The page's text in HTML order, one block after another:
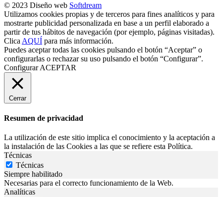
© 2023 Diseño web Softdream
Utilizamos cookies propias y de terceros para fines analíticos y para
mostrarte publicidad personalizada en base a un perfil elaborado a
partir de tus hábitos de navegación (por ejemplo, páginas visitadas).
Clica AQUÍ para más información.
Puedes aceptar todas las cookies pulsando el botón “Aceptar” o
configurarlas o rechazar su uso pulsando el botón “Configurar”.
Configurar ACEPTAR
Cerrar
Resumen de privacidad
La utilización de este sitio implica el conocimiento y la aceptación a
la instalación de las Cookies a las que se refiere esta Política.
Técnicas
Técnicas
Siempre habilitado
Necesarias para el correcto funcionamiento de la Web.
Analíticas